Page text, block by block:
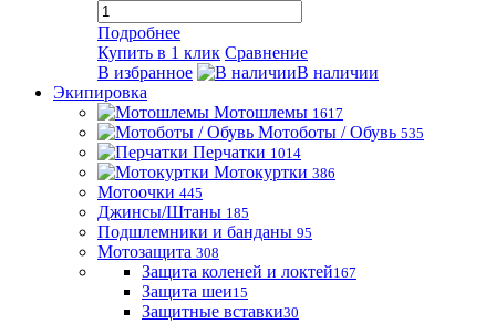
Подробнее
Купить в 1 клик Сравнение
В избранное
В наличии
Экипировка
Мотошлемы 1617
Мотоботы / Обувь 535
Перчатки 1014
Мотокуртки 386
Мотоочки 445
Джинсы/Штаны 185
Подшлемники и банданы 95
Мотозащита 308
Защита коленей и локтей167
Защита шеи15
Защитные вставки30